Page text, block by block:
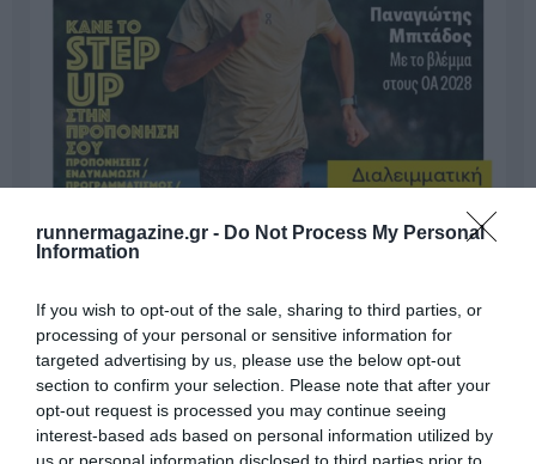
runnermagazine.gr - Do Not Process My Personal
Information
If you wish to opt-out of the sale, sharing to third parties, or
processing of your personal or sensitive information for
targeted advertising by us, please use the below opt-out
section to confirm your selection. Please note that after your
opt-out request is processed you may continue seeing
interest-based ads based on personal information utilized by